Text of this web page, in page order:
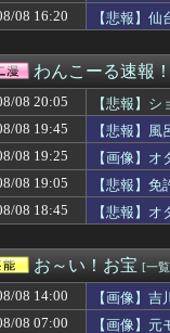
【インターハイ/サッカー
モンハンワイルズさん、
アニメ業界「助けて！原
48歳男性「結婚したい！
【悲報】咲-Saki-さん、
高市首相靖国参拝「適切
「THE NORTH FACE」
海外「イチローさんマリ
【櫻坂46】秋元康さん「
【画像】オタク、秋葉原
【驚愕】コンビニで熟女
【大型セール】Kindleス
【画像】中川翔子「猫は
飛行開発実験団のF-2戦
【日向坂46】髙橋未来虹
08 16:20
【悲報】
わんこーる速報！
08 20:05
【悲報】
08 19:45
【悲報】
08 19:25
【画像】
08 19:05
【悲報】
08 18:45
【悲報】
お～い！お宝 [一
08 14:00
【画像】
08 07:00
【画像】